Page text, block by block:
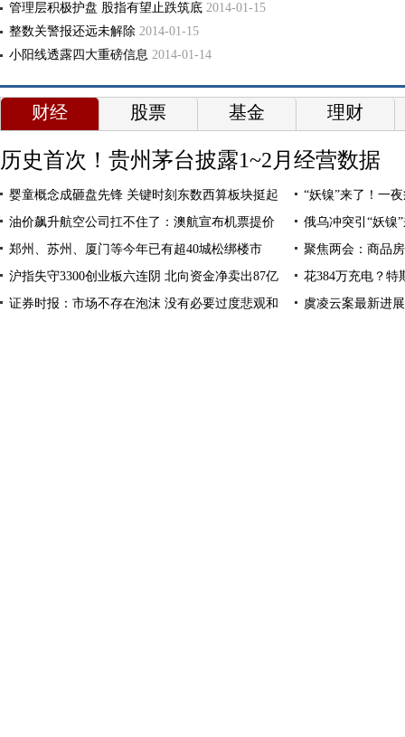
管理层积极护盘 股指有望止跌筑底 2014-01-15
整数关警报还远未解除 2014-01-15
小阳线透露四大重磅信息 2014-01-14
财经 股票 基金 理财
历史首次！贵州茅台披露1~2月经营数据
婴童概念成砸盘先锋 关键时刻东数西算板块挺起
“妖镍”来了！一
油价飙升航空公司扛不住了：澳航宣布机票提价
俄乌冲突引“妖镍
郑州、苏州、厦门等今年已有超40城松绑楼市
聚焦两会：商品
沪指失守3300创业板六连阴 北向资金净卖出87亿
花384万充电？特
证券时报：市场不存在泡沫 没有必要过度悲观和
虞凌云案最新进